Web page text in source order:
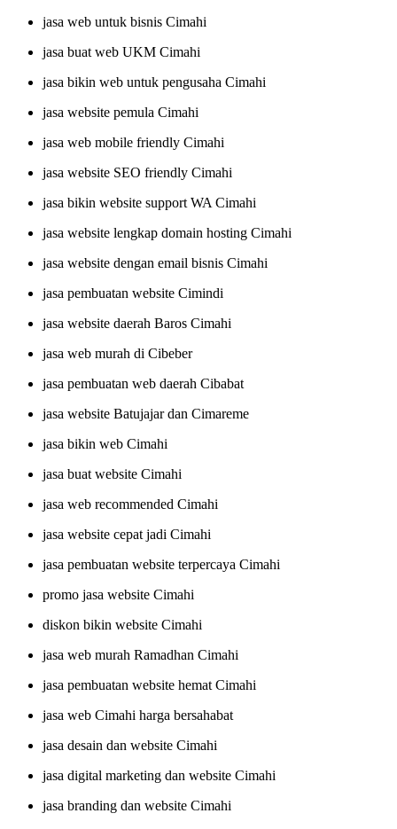
jasa web untuk bisnis Cimahi
jasa buat web UKM Cimahi
jasa bikin web untuk pengusaha Cimahi
jasa website pemula Cimahi
jasa web mobile friendly Cimahi
jasa website SEO friendly Cimahi
jasa bikin website support WA Cimahi
jasa website lengkap domain hosting Cimahi
jasa website dengan email bisnis Cimahi
jasa pembuatan website Cimindi
jasa website daerah Baros Cimahi
jasa web murah di Cibeber
jasa pembuatan web daerah Cibabat
jasa website Batujajar dan Cimareme
jasa bikin web Cimahi
jasa buat website Cimahi
jasa web recommended Cimahi
jasa website cepat jadi Cimahi
jasa pembuatan website terpercaya Cimahi
promo jasa website Cimahi
diskon bikin website Cimahi
jasa web murah Ramadhan Cimahi
jasa pembuatan website hemat Cimahi
jasa web Cimahi harga bersahabat
jasa desain dan website Cimahi
jasa digital marketing dan website Cimahi
jasa branding dan website Cimahi